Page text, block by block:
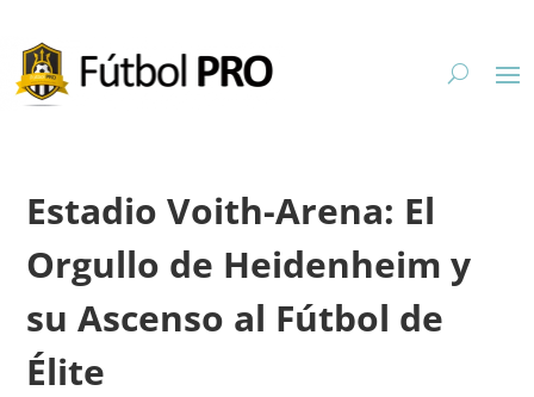
Estadio Voith-Arena: El
Orgullo de Heidenheim y
su Ascenso al Fútbol de
Élite